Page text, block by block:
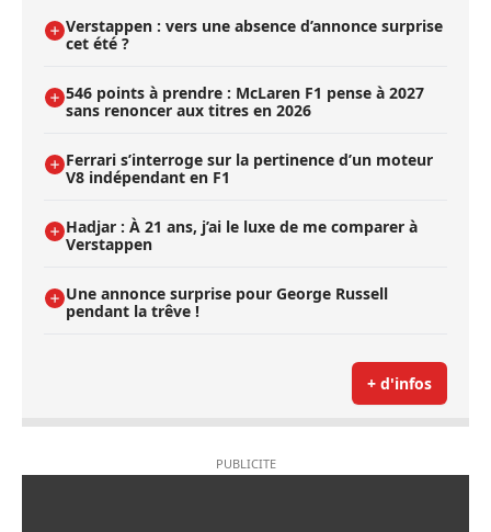
Verstappen : vers une absence d’annonce surprise
cet été ?
546 points à prendre : McLaren F1 pense à 2027
sans renoncer aux titres en 2026
Ferrari s’interroge sur la pertinence d’un moteur
V8 indépendant en F1
Hadjar : À 21 ans, j’ai le luxe de me comparer à
Verstappen
Une annonce surprise pour George Russell
pendant la trêve !
+ d'infos